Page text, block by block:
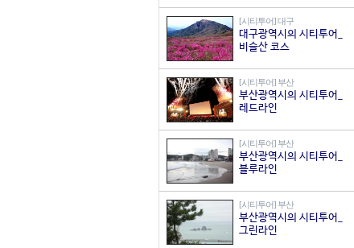
[시티투어] 대구
대구광역시의 시티투어_
비슬산 코스
[시티투어] 부산
부산광역시의 시티투어_
레드라인
[시티투어] 부산
부산광역시의 시티투어_
블루라인
[시티투어] 부산
부산광역시의 시티투어_
그린라인